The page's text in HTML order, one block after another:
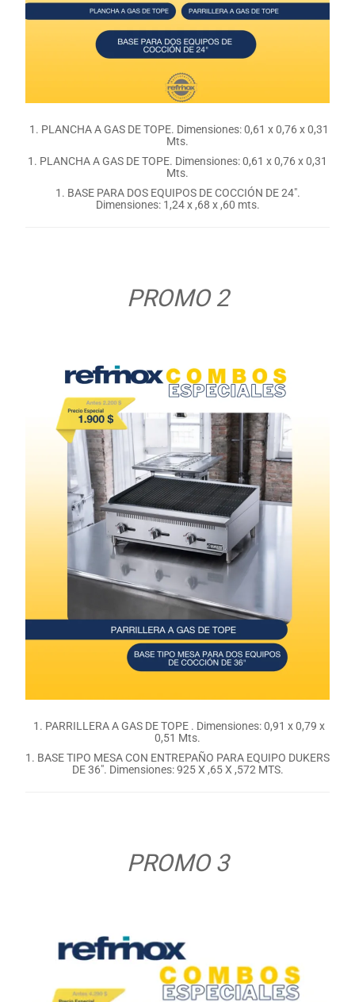
1. PLANCHA A GAS DE TOPE. Dimensiones: 0,61 x 0,76 x 0,31
Mts.
1. PLANCHA A GAS DE TOPE. Dimensiones: 0,61 x 0,76 x 0,31
Mts.
1. BASE PARA DOS EQUIPOS DE COCCIÓN DE 24″.
Dimensiones: 1,24 x ,68 x ,60 mts.
PROMO 2
1. PARRILLERA A GAS DE TOPE . Dimensiones: 0,91 x 0,79 x
0,51 Mts.
1. BASE TIPO MESA CON ENTREPAÑO PARA EQUIPO DUKERS
DE 36″. Dimensiones: 925 X ,65 X ,572 MTS.
PROMO 3